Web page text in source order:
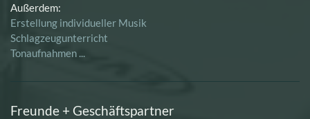
Außerdem:
Erstellung individueller Musik
Schlagzeugunterricht
Tonaufnahmen ...
Freunde + Geschäftspartner